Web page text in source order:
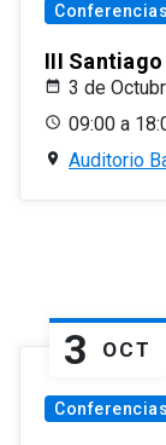
Conferencias
III
3 de
09:00 a
Auditorio
3 OCT
Conferencias